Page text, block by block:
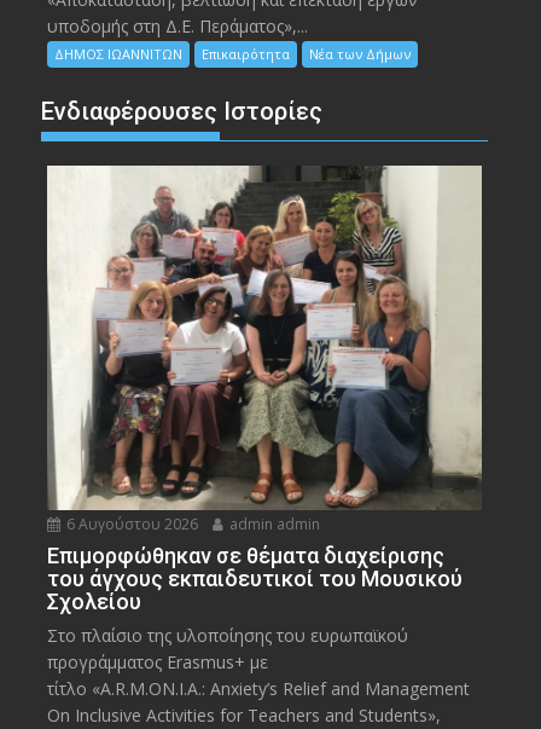
υποδομής στη Δ.Ε. Περάματος»,...
ΔΗΜΟΣ ΙΩΑΝΝΙΤΩΝ Επικαιρότητα Νέα των Δήμων
Ενδιαφέρουσες Ιστορίες
6 Αυγούστου 2026 admin admin
Eπιμορφώθηκαν σε θέματα διαχείρισης
του άγχους εκπαιδευτικοί του Μουσικού
Σχολείου
Στο πλαίσιο της υλοποίησης του ευρωπαϊκού
προγράμματος Erasmus+ με
τίτλο «A.R.M.ON.I.A.: Anxiety’s Relief and Management
On Inclusive Activities for Teachers and Students»,